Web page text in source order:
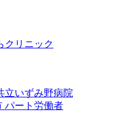
リニック
立いずみ野病院
パート労働者